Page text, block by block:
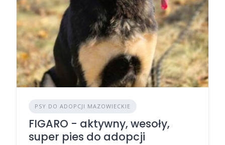
PSY DO ADOPCJI MAZOWIECKIE
FIGARO - aktywny, wesoły,
super pies do adopcji